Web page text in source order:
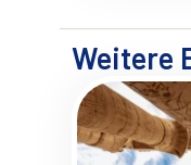
Weitere